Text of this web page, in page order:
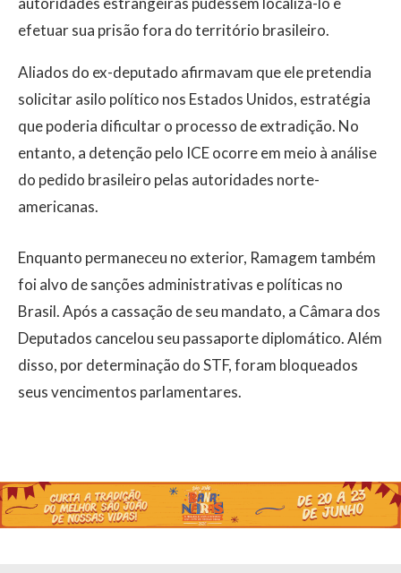
efetuar sua prisão fora do território brasileiro.
Aliados do ex-deputado afirmavam que ele pretendia
solicitar asilo político nos Estados Unidos, estratégia
que poderia dificultar o processo de extradição. No
entanto, a detenção pelo ICE ocorre em meio à análise
do pedido brasileiro pelas autoridades norte-
americanas.
Enquanto permaneceu no exterior, Ramagem também
foi alvo de sanções administrativas e políticas no
Brasil. Após a cassação de seu mandato, a Câmara dos
Deputados cancelou seu passaporte diplomático. Além
disso, por determinação do STF, foram bloqueados
seus vencimentos parlamentares.